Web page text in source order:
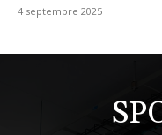
4 septembre 2025